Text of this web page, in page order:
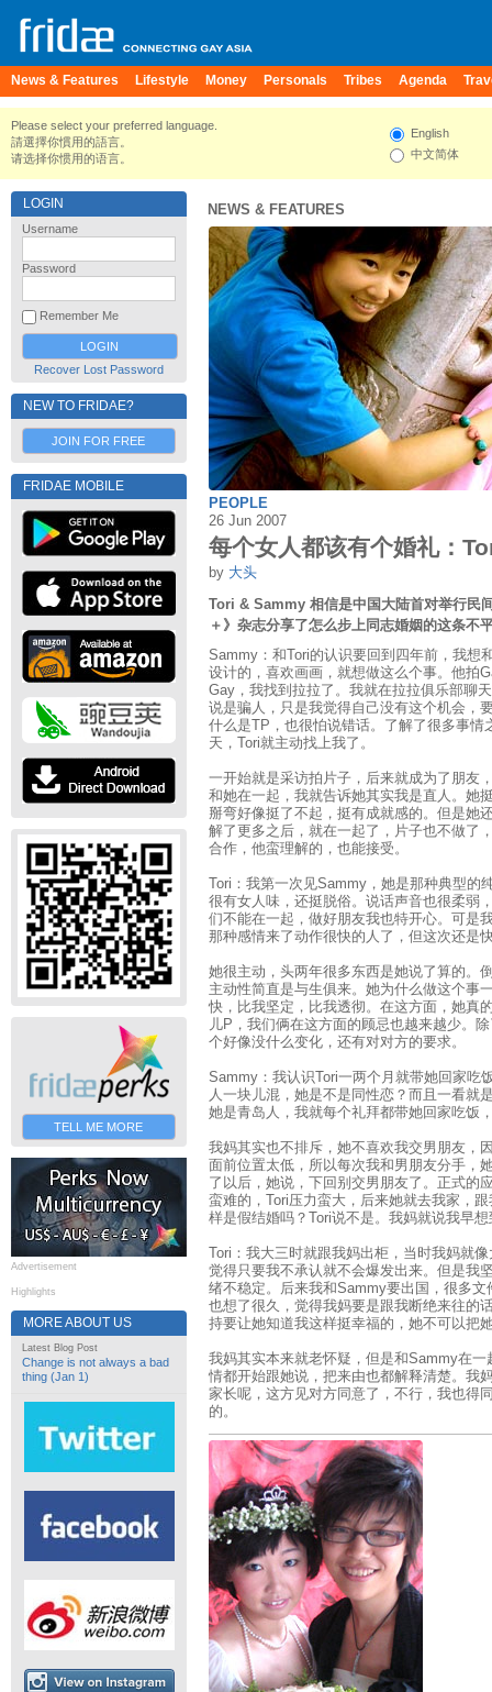
News & Features Lifestyle Money Personals Tribes Agenda
Please select your preferred language.
請選擇你慣用的語言。
请选择你惯用的语言。
English
中文简体
LOGIN
Username
Password
Remember Me
Recover Lost Password
NEW TO FRIDAE?
JOIN FOR FREE
FRIDAE MOBILE
TELL ME MORE
Advertisement
Highlights
MORE ABOUT US
Latest Blog Post
Change is not always a bad
thing (Jan 1)
NEWS & FEATURES
PEOPLE
26 Jun 2007
每个女人都该有个婚礼：
by 大头
Tori & Sammy 相信是中国大陆首对举行民
＋》杂志分享了怎么步上同志婚姻的这条不
Sammy：和Tori的认识要回到四年前，我想
设计的，喜欢画画，就想做这么个事。他拍
Gay，我找到拉拉了。我就在拉拉俱乐部聊
说是骗人，只是我觉得自己没有这个机会，
什么是TP，也很怕说错话。了解了很多事
天，Tori就主动找上我了。
一开始就是采访拍片子，后来就成为了朋友
和她在一起，我就告诉她其实我是直人。她
掰弯好像挺了不起，挺有成就感的。但是她
解了更多之后，就在一起了，片子也不做了
合作，他蛮理解的，也能接受。
Tori：我第一次见Sammy，她是那种典型的
很有女人味，还挺脱俗。说话声音也很柔弱
们不能在一起，做好朋友我也特开心。可是
那种感情来了动作很快的人了，但这次还是
她很主动，头两年很多东西是她说了算的。
主动性简直是与生俱来。她为什么做这个事
快，比我坚定，比我透彻。在这方面，她真
儿P，我们俩在这方面的顾忌也越来越少。
个好像没什么变化，还有对对方的要求。
Sammy：我认识Tori一两个月就带她回家吃
人一块儿混，她是不是同性恋？而且一看就
她是青岛人，我就每个礼拜都带她回家吃饭
我妈其实也不排斥，她不喜欢我交男朋友，
面前位置太低，所以每次我和男朋友分手，
了以后，她说，下回别交男朋友了。正式的
蛮难的，Tori压力蛮大，后来她就去我家，
样是假结婚吗？Tori说不是。我妈就说我早
Tori：我大三时就跟我妈出柜，当时我妈就
觉得只要我不承认就不会爆发出来。但是我
绪不稳定。后来我和Sammy要出国，很多
也想了很久，觉得我妈要是跟我断绝来往的
持要让她知道我这样挺幸福的，她不可以把
我妈其实本来就老怀疑，但是和Sammy在
情都开始跟她说，把来由也都解释清楚。我
家长呢，这方见对方同意了，不行，我也得
的。